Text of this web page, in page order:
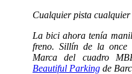
Cualquier pista cualquier
La bici ahora tenía
freno. Sillín de la once
Marca del cuadro
Beautiful Parking de